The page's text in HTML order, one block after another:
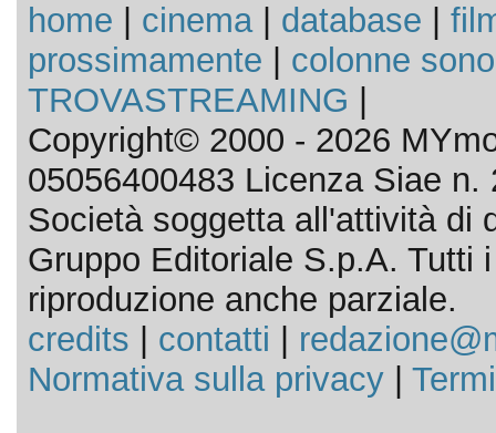
home cinema| database
prossimamente
colonne
TROVASTREAMING
Copyright© 2000 - 2026
05056400483 Licenza Siae n.
Società soggetta all'attività di
Gruppo Editoriale S.p.A. Tutti
riproduzione anche parziale.
credits
contatti
Normativa sulla privacy|